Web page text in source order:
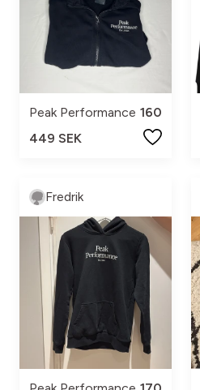
Peak Performance 160
449 SEK
Fredrik